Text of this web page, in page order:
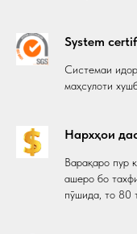
System
Системаи
маҳсулоти
Нархҳои
Варақаро пур
ашеро бо
пӯшида, то 80